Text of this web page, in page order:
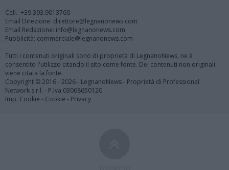
Cell.: +39.393.9013760
Email Direzione: direttore@legnanonews.com
Email Redazione: info@legnanonews.com
Pubblicità: commerciale@legnanonews.com
Tutti i contenuti originali sono di proprietà di LegnanoNews, ne è
consentito l'utilizzo citando il sito come fonte. Dei contenuti non originali
viene citata la fonte.
Copyright © 2016 - 2026 - LegnanoNews - Proprietà di Professional
Network s.r.l. - P.Iva 03068650120
Imp. Cookie - Cookie - Privacy